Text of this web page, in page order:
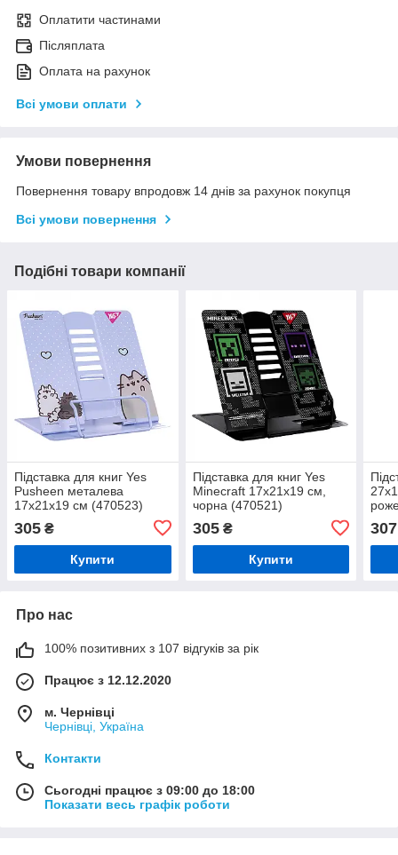
Оплатити частинами
Післяплата
Оплата на рахунок
Всі умови оплати
Умови повернення
Повернення товару впродовж 14 днів за рахунок покупця
Всі умови повернення
Подібні товари компанії
Підставка для книг Yes
Pusheen металева
17х21x19 см (470523)
305 ₴
Купити
Підставка для книг Yes
Minecraft 17х21x19 см,
чорна (470521)
305₴
Купити
307
Про нас
100% позитивних з 107 відгуків за рік
Працює з 12.12.2020
м. Чернівці
Чернівці, Україна
Контакти
Сьогодні працює з 09:00 до 18:00
Показати весь графік роботи